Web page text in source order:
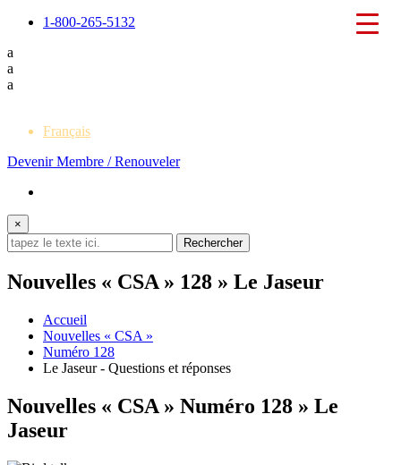
1-800-265-5132
a
a
a
Français
Devenir Membre / Renouveler
×
Nouvelles « CSA » 128 » Le Jaseur
Accueil
Nouvelles « CSA »
Numéro 128
Le Jaseur - Questions et réponses
Nouvelles « CSA » Numéro 128 » Le
Jaseur